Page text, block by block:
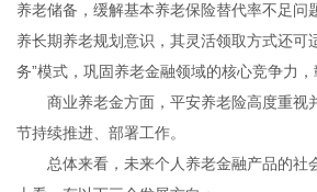
养老储备，缓解基本养老保险替代率不足
养长期养老规划意识，其灵活领取方式还
务”模式，巩固养老金融领域的核心竞争力
商业养老金方面，平安养老险高度重视
节持续推进、部署工作。
总体来看，未来个人养老金融产品的社